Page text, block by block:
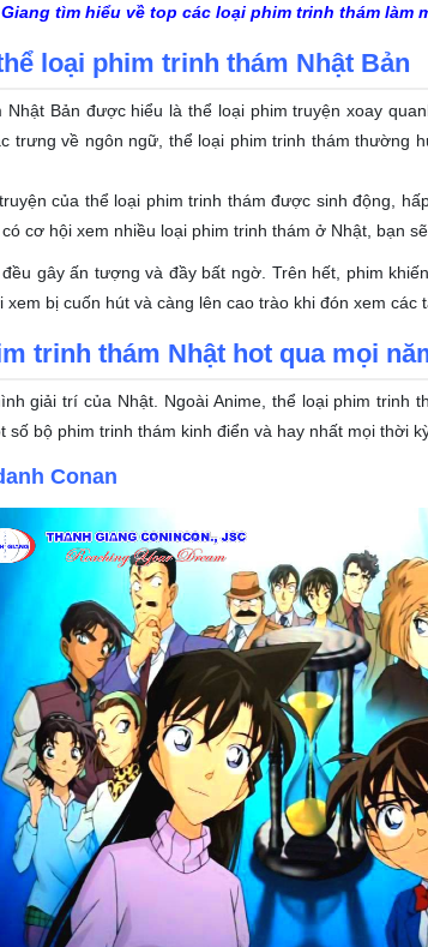
tìm hiểu về top các loại phim trinh thám làm
loại phim trinh thám Nhật Bản
Nhật Bản được hiểu là thể loại phim truyện xoay
trưng về ngôn ngữ, thể loại phim trinh thám thường
của thể loại phim trinh thám được sinh động,
cơ hội xem nhiều loại phim trinh thám ở Nhật, bạn
gây ấn tượng và đầy bất ngờ. Trên hết, phim
bị cuốn hút và càng lên cao trào khi đón xem các
trinh thám Nhật hot qua mọi
giải trí của Nhật. Ngoài Anime, thể loại phim trinh
số bộ phim trinh thám kinh điển và hay nhất mọi thời
Conan